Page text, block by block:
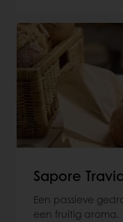
Sapore
Een passieve
een fruitig aroma.